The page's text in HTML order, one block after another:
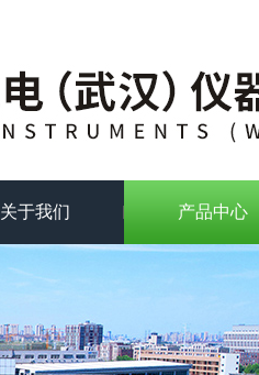
关于我们 产品中心